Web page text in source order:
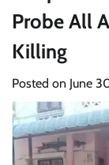
Probe All
Killing
Posted on June